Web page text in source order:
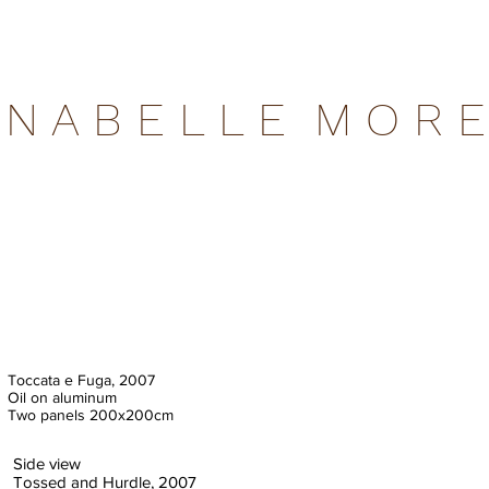
A B E L L E M O R
Toccata e Fuga, 2007
Oil on aluminum
Two panels 200x200cm
Side view
Tossed and Hurdle, 2007